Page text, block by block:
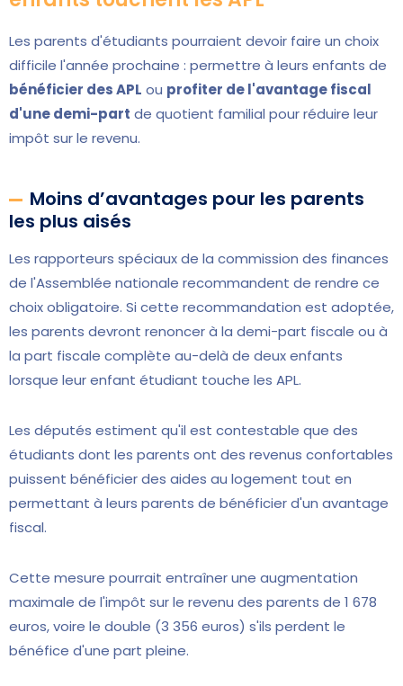
Les parents d'étudiants pourraient devoir faire un choix
difficile l'année prochaine : permettre à leurs enfants de
bénéficier des APL ou profiter de l'avantage fiscal
d'une demi-part de quotient familial pour réduire leur
impôt sur le revenu.
Moins d’avantages pour les parents
les plus aisés
Les rapporteurs spéciaux de la commission des finances
de l'Assemblée nationale recommandent de rendre ce
choix obligatoire. Si cette recommandation est adoptée,
les parents devront renoncer à la demi-part fiscale ou à
la part fiscale complète au-delà de deux enfants
lorsque leur enfant étudiant touche les APL.
Les députés estiment qu'il est contestable que des
étudiants dont les parents ont des revenus confortables
puissent bénéficier des aides au logement tout en
permettant à leurs parents de bénéficier d'un avantage
fiscal.
Cette mesure pourrait entraîner une augmentation
maximale de l'impôt sur le revenu des parents de 1 678
euros, voire le double (3 356 euros) s'ils perdent le
bénéfice d'une part pleine.